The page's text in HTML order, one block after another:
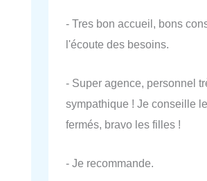
- Tres bon accueil, bons
l'écoute des besoins.
- Super agence, personnel
sympathique ! Je conseille
fermés, bravo les filles !
- Je recommande.